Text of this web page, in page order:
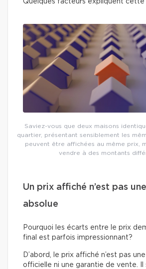
Quelques facteurs expliquent cette
Saviez-vous que deux maisons
quartier, présentant sensiblement les
peuvent être affichées au même prix,
vendre à des montants
Un prix affiché n’est pas
absolue
Pourquoi les écarts entre le prix
final est parfois impressionnant?
D’abord, le prix affiché n’est pas
officielle ni une garantie de vente. Il